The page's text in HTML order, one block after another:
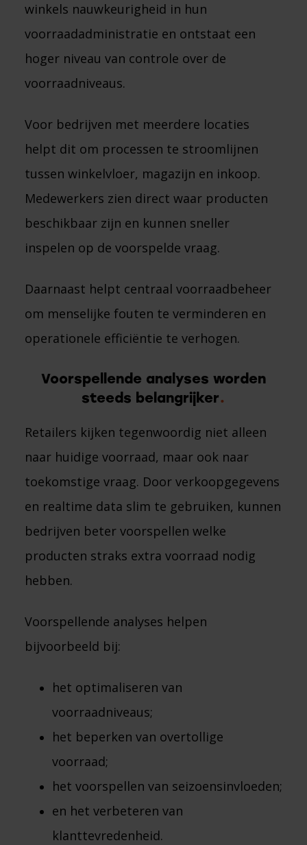
winkels nauwkeurigheid in hun
voorraadadministratie en ontstaat een
hoger niveau van controle over de
voorraadniveaus.
Voor bedrijven met meerdere locaties
helpt dit om processen te stroomlijnen
tussen winkelvloer, magazijn en inkoop.
Medewerkers zien direct waar producten
beschikbaar zijn en kunnen sneller
inspelen op de voorspelde vraag.
Daarnaast helpt centraal voorraadbeheer
om menselijke fouten te verminderen en
operationele efficiëntie te verhogen.
Voorspellende analyses worden
steeds belangrijker
Retailers kijken tegenwoordig niet alleen
naar huidige voorraad, maar ook naar
toekomstige vraag. Door verkoopgegevens
en realtime data slim te gebruiken, kunnen
bedrijven beter voorspellen welke
producten straks extra voorraad nodig
hebben.
Voorspellende analyses helpen
bijvoorbeeld bij:
het optimaliseren van
voorraadniveaus;
het beperken van overtollige
voorraad;
het voorspellen van seizoensinvloeden;
en het verbeteren van
klanttevredenheid.